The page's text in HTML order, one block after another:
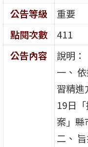
公告等級
重要
點閱次數
411
公告內容
說明：
一、
習精進
19日
案」縣
二、